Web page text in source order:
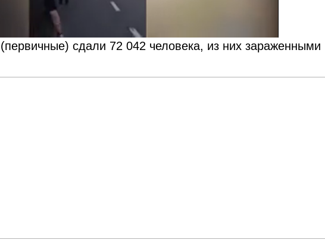
сдали 72 042 человека, из них зараженными